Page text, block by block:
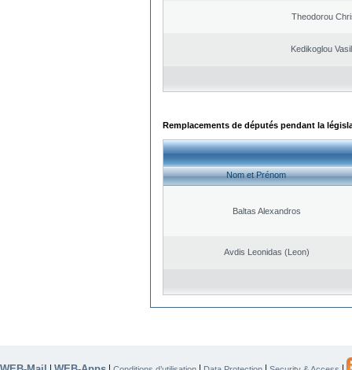
Theodorou
Kedikoglou
Remplacements de députés pendant la
Nom et Prénom
Baltas Alexandros
Avdis Leonidas (Leon)
| | | | |